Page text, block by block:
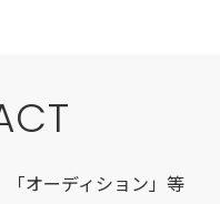
「オーディション」等